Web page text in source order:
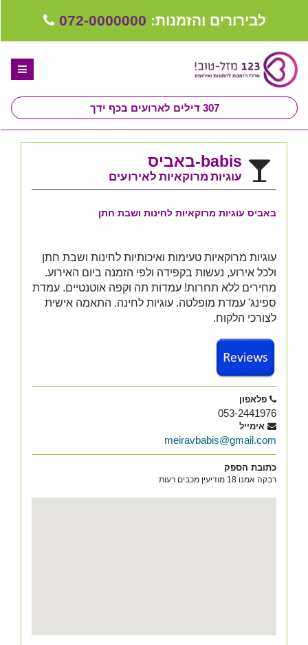
לבירורים והזמנות: 072-0000000
307 דילים לארועים בכף ידך
ספקים לחתונה מומלצים
קבלו ייעוץ בחינם
קבוצת וואטסאפ-ספקים עונים LIVE
שירות אישי בקליק
babis-באביס
עוגיות מרוקאיות לאירועים
באביס עוגיות מרוקאיות לחינות ושבת חתן
עוגיות מרוקאיות טעימות ואיכותיות לחינות ושבת חתן
ולכל אירוע, נעשות בקפידה ולפי הזמנה ביום האירוע.
מחירים ללא תחרות! עמדות תה וקפה אוטנטיים. עמדת
ספינג' עמדת מופלטה. עוגיות לחינה. התאמה אישית
לצורכי הלקוח.
פלאפון
053-2441976
אימייל
meiravbabis@gmail.com
כתובת הספק
רבקה אמנו 18 מודיעין מכבים רעות